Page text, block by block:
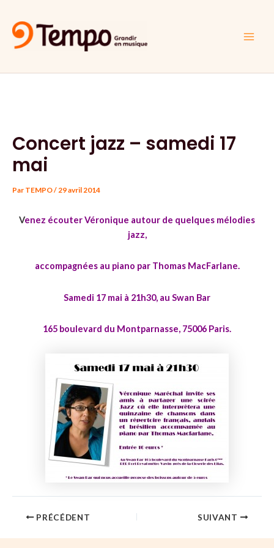
contenu
Concert jazz – samedi 17
mai
Par TEMPO/ 29 avril 2014
Venez écouter Véronique autour de quelques mélodies
jazz,
accompagnées au piano par Thomas MacFarlane.
Samedi 17 mai à 21h30, au Swan Bar
165 boulevard du Montparnasse, 75006 Paris.
des
articles
PRÉCÉDENT SUIVANT